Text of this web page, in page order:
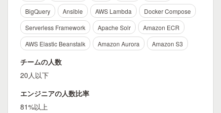
BigQuery
Ansible AWS Lambda
Docker Compose
Serverless Framework
Apache Solr
Amazon ECR
AWS Elastic Beanstalk
Amazon Aurora Amazon S3
チームの人数
20人以下
エンジニアの人数比率
81%以上